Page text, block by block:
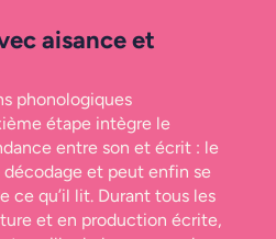
aisance et
phonologiques
étape intègre le
entre son et écrit : le
et peut enfin se
ce qu’il lit. Durant tous les
et en production écrite,